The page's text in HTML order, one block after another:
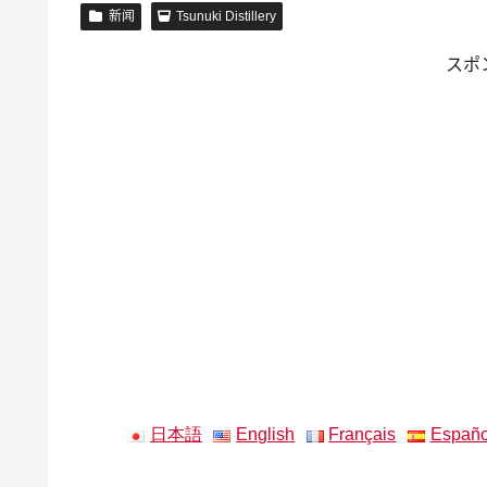
新闻 Tsunuki Distillery
スポ
日本語 English Français